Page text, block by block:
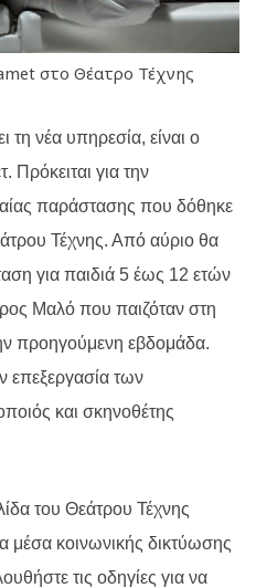
στο Θέατρο Τέχνης
τη νέα υπηρεσία, είναι ο
Πρόκειται για την
παράστασης που δόθηκε
Τέχνης. Από αύριο θα
για παιδιά 5 έως 12 ετών
Μαλό που παιζόταν στη
προηγούμενη εβδομάδα.
επεξεργασία των
και σκηνοθέτης
του Θεάτρου Τέχνης
μέσα κοινωνικής δικτύωσης
τις οδηγίες για να